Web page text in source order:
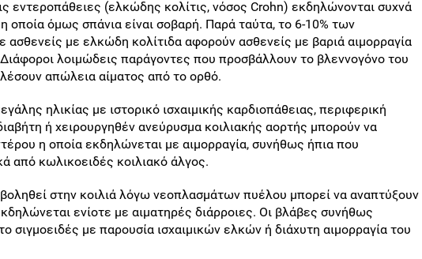
εντεροπάθειες (ελκώδης κολίτις, νόσος Crohn) εκδηλώνονται συχνά
οποία όμως σπάνια είναι σοβαρή. Παρά ταύτα, το 6-10% των
με ελκώδη κολίτιδα αφορούν ασθενείς με βαριά αιμορραγία
λοιμώδεις παράγοντες που προσβάλλουν το βλεννογόνο του
απώλεια αίματος από το ορθό.
ηλικίας με ιστορικό ισχαιμικής καρδιοπάθειας, περιφερική
ή χειρουργηθέν ανεύρυσμα κοιλιακής αορτής μπορούν να
η οποία εκδηλώνεται με αιμορραγία, συνήθως ήπια που
από κωλικοειδές κοιλιακό άλγος.
στην κοιλιά λόγω νεοπλασμάτων πυέλου μπορεί να αναπτύξουν
ενίοτε με αιματηρές διάρροιες. Οι βλάβες συνήθως
σιγμοειδές με παρουσία ισχαιμικών ελκών ή διάχυτη αιμορραγία του